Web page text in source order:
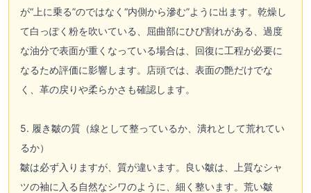
が“上に乗る”のではなく“内側から滲む”ように出ます。乾燥し
て白っぽく粉を吹いている、屈曲部にひび割れがある、過度
な油分で表面が重くなっている場合は、回復に工程が必要に
なるため評価に影響します。店頭では、表面の艶だけでな
く、革の戻りや柔らかさも確認します。
5. 履き皺の質（線として整っているか、潰れとして荒れてい
るか）
皺は必ず入りますが、質が違います。良い皺は、上質なシャ
ツの袖に入る自然なシワのように、細く整います。荒い皺